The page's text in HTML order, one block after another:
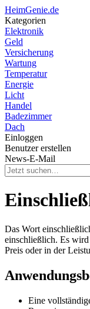
HeimGenie.de
Kategorien
Elektronik
Geld
Versicherung
Wartung
Temperatur
Energie
Licht
Handel
Badezimmer
Dach
Einloggen
Benutzer erstellen
News-E-Mail
Das Wort
einschließlich. Es wird
Preis oder in der
Eine